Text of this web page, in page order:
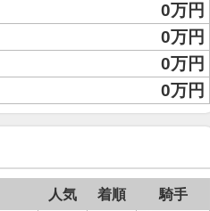
0万円
0万円
0万円
0万円
人気 着順 騎手